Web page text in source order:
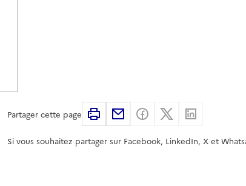
Partager cette page ImprimerPartager par email
Partager sur Facebook
Partager sur X
Si vous souhaitez partager sur Facebook, LinkedIn, X et